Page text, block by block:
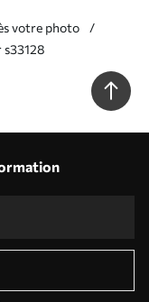
votre photo